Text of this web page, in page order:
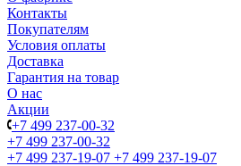
Контакты
Покупателям
Условия оплаты
Доставка
Гарантия на товар
О нас
Акции
+7 499 237-00-32
+7 499 237-00-32
+7 499 237-19-07 +7 499 237-19-07